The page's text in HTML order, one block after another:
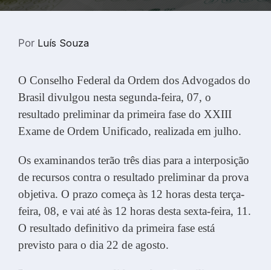
Por Luís Souza
O Conselho Federal da Ordem dos Advogados do
Brasil divulgou nesta segunda-feira, 07, o
resultado preliminar da primeira fase do XXIII
Exame de Ordem Unificado, realizada em julho.
Os examinandos terão três dias para a interposição
de recursos contra o resultado preliminar da prova
objetiva. O prazo começa às 12 horas desta terça-
feira, 08, e vai até às 12 horas desta sexta-feira, 11.
O resultado definitivo da primeira fase está
previsto para o dia 22 de agosto.